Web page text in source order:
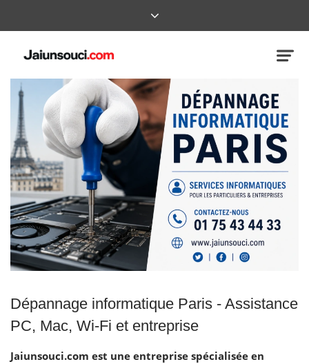
Dépannage informatique Paris - Assistance
PC, Mac, Wi-Fi et entreprise
Jaiunsouci.com est une entreprise spécialisée en